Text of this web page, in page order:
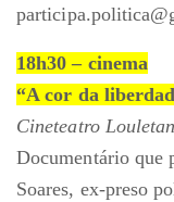
18h30 – cinema
“A cor da
Cineteatro
Documentário que
Soares, ex-preso